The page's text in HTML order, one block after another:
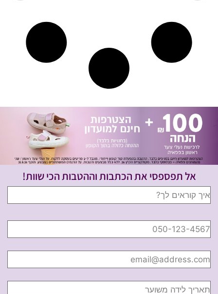
אל תפספסי את הכתבות וההטבות הכי שוות!